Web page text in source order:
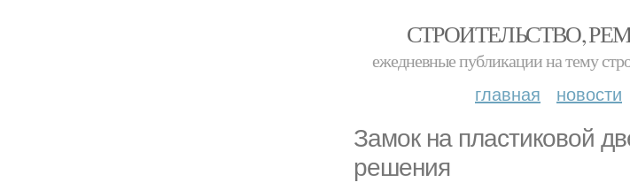
СТРОИТЕЛЬСТВО,
ежедневные публикации на тему
главная новости
Замок на пластиковой
решения